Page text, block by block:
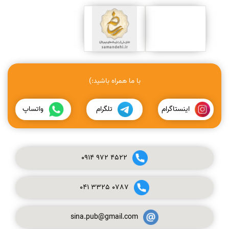
با ما همراه باشید:)
اینستاگرام تلگرام واتساپ
0914972 4522
041 3325 0787
sina.pub@gmail.com